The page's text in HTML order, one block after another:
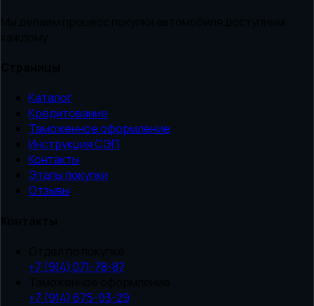
Каталог
Кредитование
Таможенное оформление
Инструкция СЭП
Контакты
Этапы покупки
Отзывы
+7 (914) 071-78-87
+7 (914) 675-93-29